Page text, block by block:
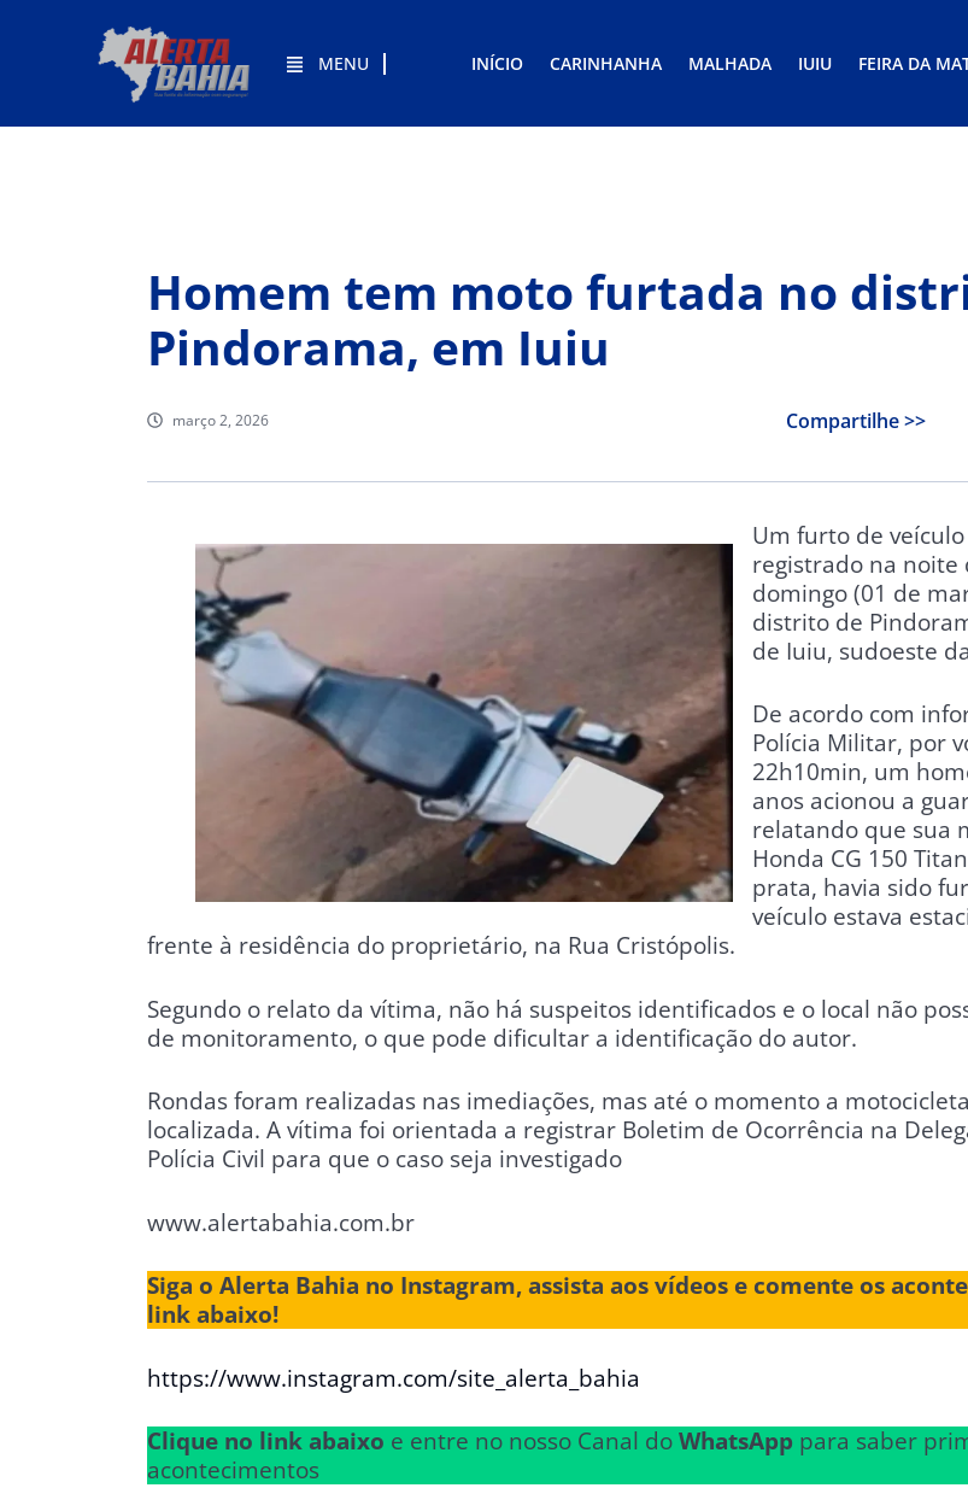
MENU INÍCIO CARINHANHA MALHADA IUIU FEIRA DA
Homem tem moto furtada no
Pindorama, em Iuiu
março 2, 2026 Compartilhe >>
Um furto de
registrado na noite
domingo (01 de
distrito de
de Iuiu, sudoeste
De acordo com
Polícia Militar, por
22h10min, um
anos acionou a
relatando que sua
Honda CG 150
prata, havia sido
veículo estava
frente à residência do proprietário, na Rua Cristópolis.
Segundo o relato da vítima, não há suspeitos identificados e o local não
de monitoramento, o que pode dificultar a identificação do autor.
Rondas foram realizadas nas imediações, mas até o momento a
localizada. A vítima foi orientada a registrar Boletim de Ocorrência na
Polícia Civil para que o caso seja investigado
www.alertabahia.com.br
Siga o Alerta Bahia no Instagram, assista aos vídeos e comente os
link abaixo!
https://www.instagram.com/site_alerta_bahia
Clique no link abaixo e entre no nosso Canal doWhatsApp para saber
acontecimentos